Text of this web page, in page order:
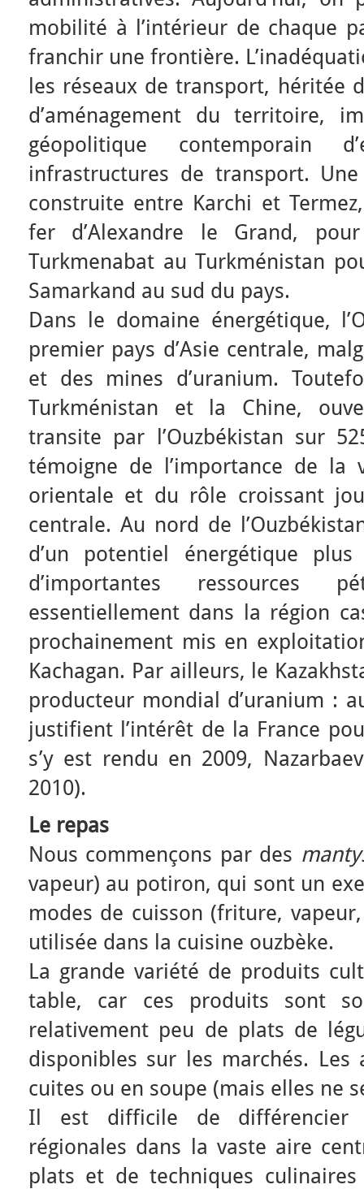
mobilité à l’intérieur de chaque
franchir une frontière.
les réseaux de transport, héritée
d’aménagement du territoire,
géopolitique contemporain
infrastructures de transport.
construite entre Karchi et
fer d’Alexandre le Grand,
Turkmenabat au Turkménistan
Samarkand au sud du pays.
Dans le domaine énergétique,
premier pays d’Asie centrale,
et des mines d’uranium.
Turkménistan et la Chine,
transite par l’Ouzbékistan sur
témoigne de l’importance de la
orientale et du rôle croissant
centrale. Au nord de
d’un potentiel énergétique
d’importantes ressources
essentiellement dans la région
prochainement mis en
Kachagan. Par ailleurs, le
producteur mondial d’uranium :
justifient l’intérêt de la France
s’y est rendu en 2009,
2010).
Le repas
Nous commençons par des
vapeur) au potiron, qui sont un
modes de cuisson (friture,
utilisée dans la cuisine ouzbèke.
La grande variété de produits
table, car ces produits sont
relativement peu de plats de
disponibles sur les marchés. Les
cuites ou en soupe (mais elles ne
Il est difficile de différencier
régionales dans la vaste aire
plats et de techniques